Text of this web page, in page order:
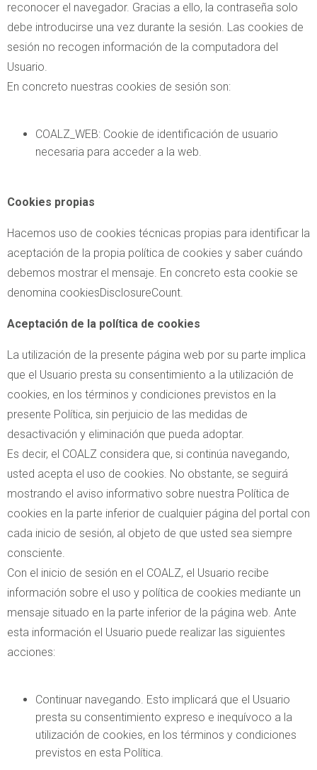
reconocer el navegador. Gracias a ello, la contraseña solo
debe introducirse una vez durante la sesión. Las cookies de
sesión no recogen información de la computadora del
Usuario.
En concreto nuestras cookies de sesión son:
COALZ_WEB: Cookie de identificación de usuario
necesaria para acceder a la web.
Cookies propias
Hacemos uso de cookies técnicas propias para identificar la
aceptación de la propia política de cookies y saber cuándo
debemos mostrar el mensaje. En concreto esta cookie se
denomina cookiesDisclosureCount.
Aceptación de la política de cookies
La utilización de la presente página web por su parte implica
que el Usuario presta su consentimiento a la utilización de
cookies, en los términos y condiciones previstos en la
presente Política, sin perjuicio de las medidas de
desactivación y eliminación que pueda adoptar.
Es decir, el COALZ considera que, si continúa navegando,
usted acepta el uso de cookies. No obstante, se seguirá
mostrando el aviso informativo sobre nuestra Política de
cookies en la parte inferior de cualquier página del portal con
cada inicio de sesión, al objeto de que usted sea siempre
consciente.
Con el inicio de sesión en el COALZ, el Usuario recibe
información sobre el uso y política de cookies mediante un
mensaje situado en la parte inferior de la página web. Ante
esta información el Usuario puede realizar las siguientes
acciones:
Continuar navegando. Esto implicará que el Usuario
presta su consentimiento expreso e inequívoco a la
utilización de cookies, en los términos y condiciones
previstos en esta Política.